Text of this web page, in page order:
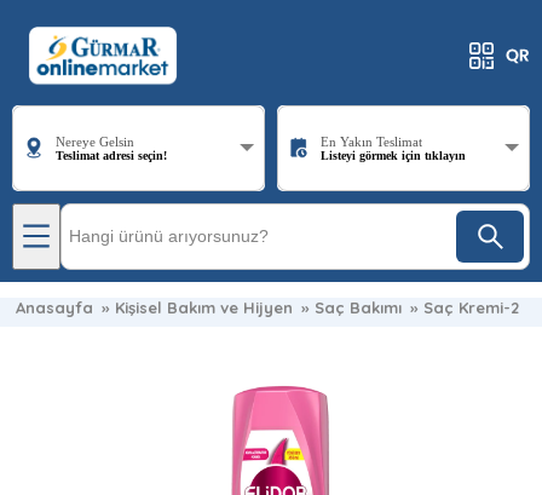
Nereye Gelsin
Teslimat adresi seçin!
En Yakın Teslimat
Listeyi görmek için tıklayın
Anasayfa » Kişisel Bakım ve Hijyen » Saç Bakımı » Saç Kremi-2